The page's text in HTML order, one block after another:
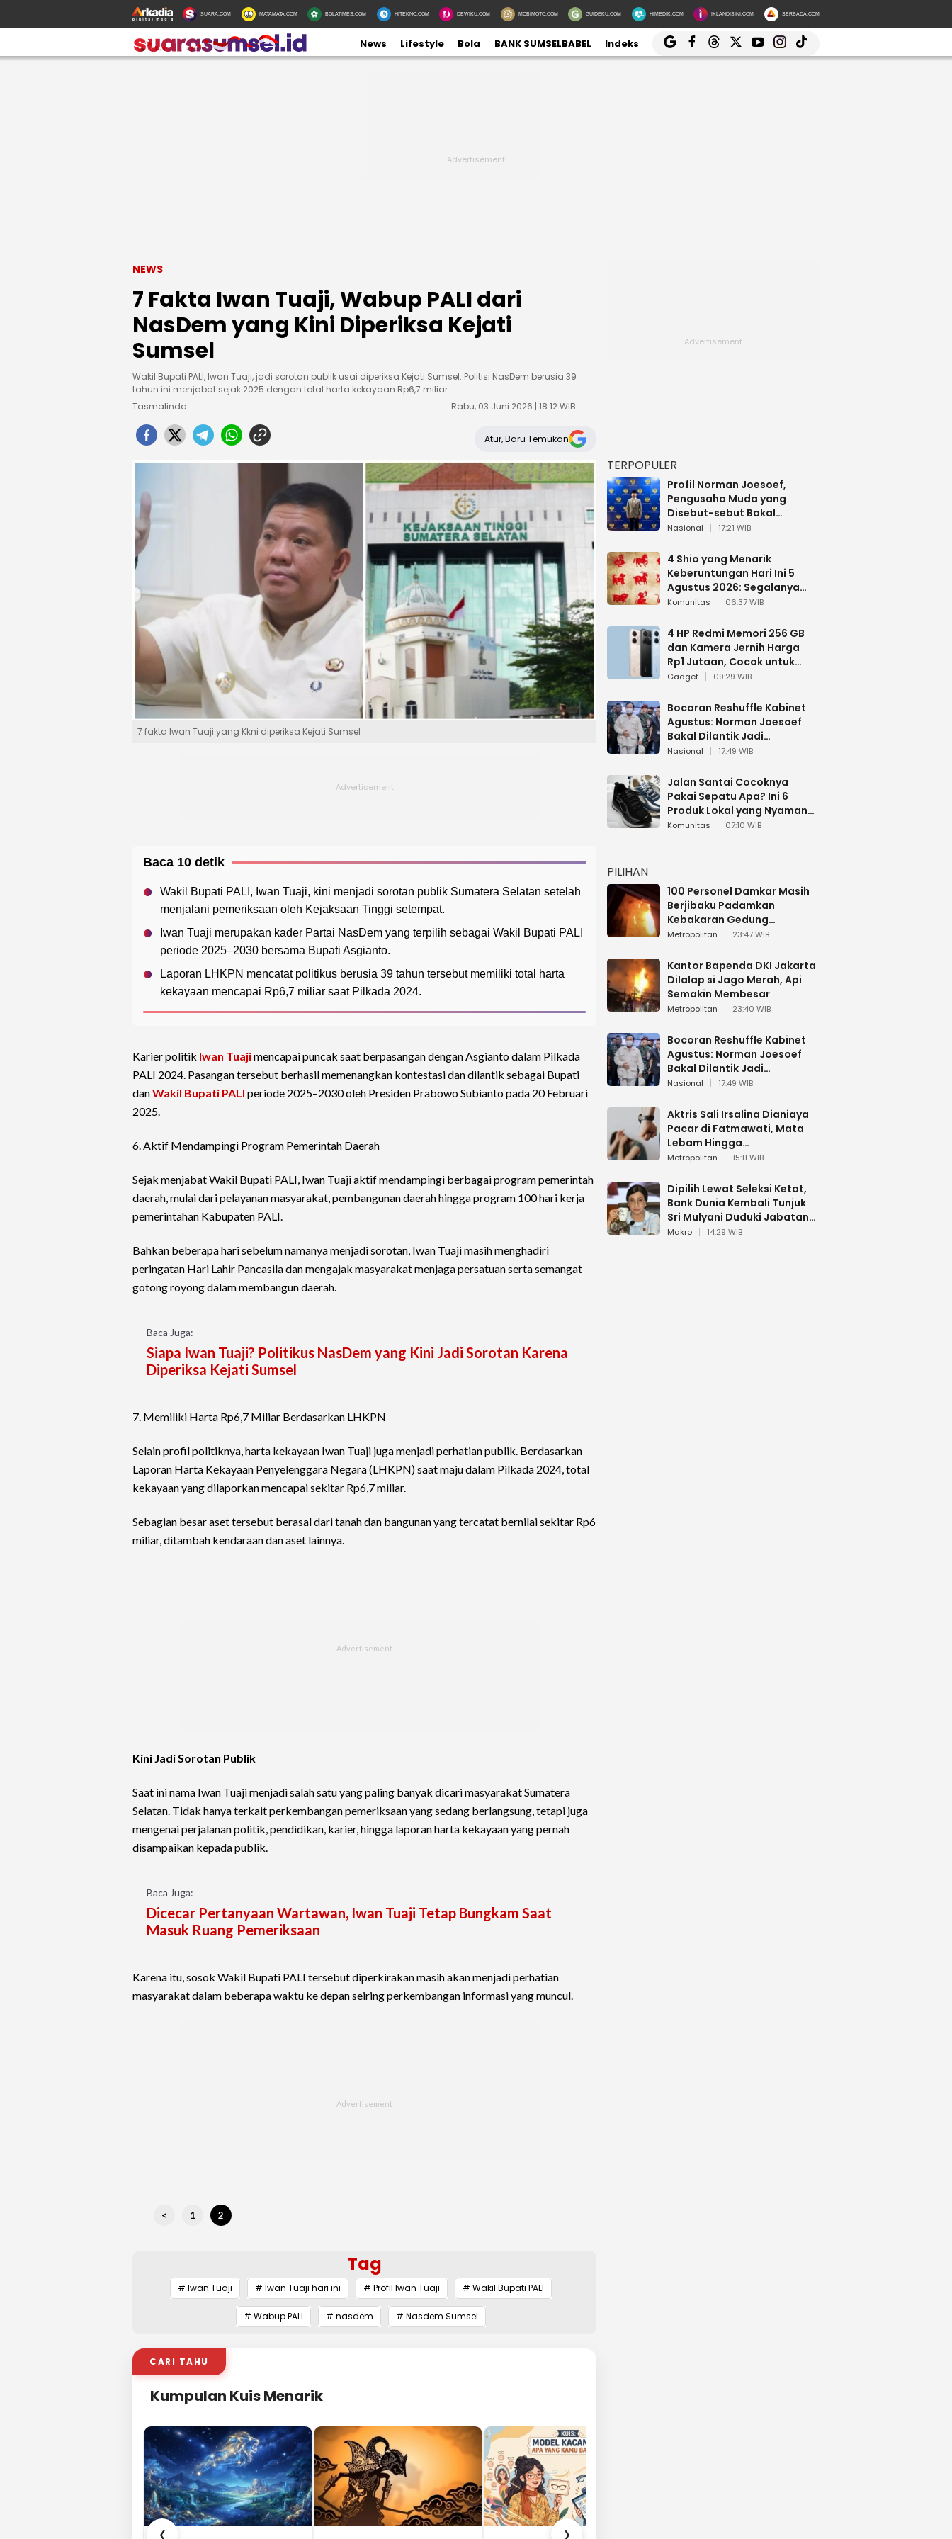
SUARA.COM MATAMATA.COM BOLATIMES.COM HITEKNO.COM DEWIKU.COM MOBIMOTO.COM GUIDEKU.COM HIMEDIK.COM IKLANDISINI.COM SERBADA.COM
News Lifestyle Bola BANK SUMSELBABEL Indeks
NEWS
7 Fakta Iwan Tuaji, Wabup PALI dari
NasDem yang Kini Diperiksa Kejati
Sumsel
Wakil Bupati PALI, Iwan Tuaji, jadi sorotan publik usai diperiksa Kejati Sumsel. Politisi NasDem berusia 39
tahun ini menjabat sejak 2025 dengan total harta kekayaan Rp6,7 miliar.
Tasmalinda
Rabu, 03 Juni 2026 | 18:12 WIB
Atur, Baru Temukan
7 fakta Iwan Tuaji yang Kkni diperiksa Kejati Sumsel
Baca 10 detik
Wakil Bupati PALI, Iwan Tuaji, kini menjadi sorotan publik Sumatera Selatan setelah
menjalani pemeriksaan oleh Kejaksaan Tinggi setempat.
Iwan Tuaji merupakan kader Partai NasDem yang terpilih sebagai Wakil Bupati PALI
periode 2025–2030 bersama Bupati Asgianto.
Laporan LHKPN mencatat politikus berusia 39 tahun tersebut memiliki total harta
kekayaan mencapai Rp6,7 miliar saat Pilkada 2024.
Karier politik Iwan Tuajimencapai puncak saat berpasangan dengan Asgianto dalam Pilkada
PALI 2024. Pasangan tersebut berhasil memenangkan kontestasi dan dilantik sebagai Bupati
danWakil Bupati PALI periode 2025–2030 oleh Presiden Prabowo Subianto pada 20 Februari
2025.
6. Aktif Mendampingi Program Pemerintah Daerah
Sejak menjabat Wakil Bupati PALI, Iwan Tuaji aktif mendampingi berbagai program pemerintah
daerah, mulai dari pelayanan masyarakat, pembangunan daerah hingga program 100 hari kerja
pemerintahan Kabupaten PALI.
Bahkan beberapa hari sebelum namanya menjadi sorotan, Iwan Tuaji masih menghadiri
peringatan Hari Lahir Pancasila dan mengajak masyarakat menjaga persatuan serta semangat
gotong royong dalam membangun daerah.
Baca Juga:
Siapa Iwan Tuaji? Politikus NasDem yang Kini Jadi Sorotan Karena
Diperiksa Kejati Sumsel
7. Memiliki Harta Rp6,7 Miliar Berdasarkan LHKPN
Selain profil politiknya, harta kekayaan Iwan Tuaji juga menjadi perhatian publik. Berdasarkan
Laporan Harta Kekayaan Penyelenggara Negara (LHKPN) saat maju dalam Pilkada 2024, total
kekayaan yang dilaporkan mencapai sekitar Rp6,7 miliar.
Sebagian besar aset tersebut berasal dari tanah dan bangunan yang tercatat bernilai sekitar Rp6
miliar, ditambah kendaraan dan aset lainnya.
Kini Jadi Sorotan Publik
Saat ini nama Iwan Tuaji menjadi salah satu yang paling banyak dicari masyarakat Sumatera
Selatan. Tidak hanya terkait perkembangan pemeriksaan yang sedang berlangsung, tetapi juga
mengenai perjalanan politik, pendidikan, karier, hingga laporan harta kekayaan yang pernah
disampaikan kepada publik.
Baca Juga:
Dicecar Pertanyaan Wartawan, Iwan Tuaji Tetap Bungkam Saat
Masuk Ruang Pemeriksaan
Karena itu, sosok Wakil Bupati PALI tersebut diperkirakan masih akan menjadi perhatian
masyarakat dalam beberapa waktu ke depan seiring perkembangan informasi yang muncul.
< 1 2
Tag
# Iwan Tuaji # Iwan Tuaji hari ini # Profil Iwan Tuaji # Wakil Bupati PALI
# Wabup PALI # nasdem # Nasdem Sumsel
CARI TAHU
Kumpulan Kuis Menarik
❮ ❯
TERPOPULER
Profil Norman Joesoef,
Pengusaha Muda yang
Disebut-sebut Bakal
Dilantik Jadi Wamenhan RI
Nasional 17:21 WIB
4 Shio yang Menarik
Keberuntungan Hari Ini 5
Agustus 2026: Segalanya
Berjalan Lancar
Komunitas 06:37 WIB
4 HP Redmi Memori 256 GB
dan Kamera Jernih Harga
Rp1 Jutaan, Cocok untuk
Multitasking
Gadget 09:29 WIB
Bocoran Reshuffle Kabinet
Agustus: Norman Joesoef
Bakal Dilantik Jadi
Wamenhan RI
Nasional 17:49 WIB
Jalan Santai Cocoknya
Pakai Sepatu Apa? Ini 6
Produk Lokal yang Nyaman
Buat 17 Agustusan
Komunitas 07:10 WIB
PILIHAN
100 Personel Damkar Masih
Berjibaku Padamkan
Kebakaran Gedung
Bapenda DKI
Metropolitan 23:47 WIB
Kantor Bapenda DKI Jakarta
Dilalap si Jago Merah, Api
Semakin Membesar
Metropolitan 23:40 WIB
Bocoran Reshuffle Kabinet
Agustus: Norman Joesoef
Bakal Dilantik Jadi
Wamenhan RI
Nasional 17:49 WIB
Aktris Sali Irsalina Dianiaya
Pacar di Fatmawati, Mata
Lebam Hingga
Diselamatkan Polantas
Metropolitan 15:11 WIB
Dipilih Lewat Seleksi Ketat,
Bank Dunia Kembali Tunjuk
Sri Mulyani Duduki Jabatan
Strategis
Makro 14:29 WIB